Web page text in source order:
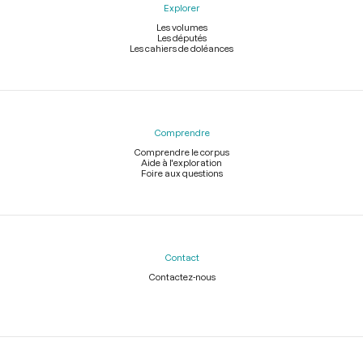
Explorer
Les volumes
Les députés
Les cahiers de doléances
Comprendre
Comprendre le corpus
Aide à l'exploration
Foire aux questions
Contact
Contactez-nous
Légal